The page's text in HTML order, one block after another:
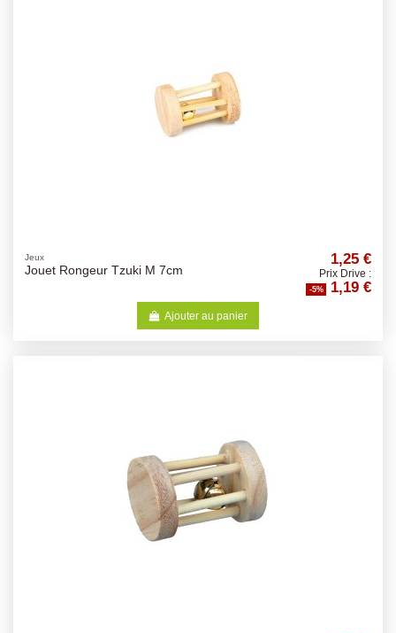
Jeux
Jouet Rongeur Tzuki M 7cm
1,25 €
Prix Drive :
-5% 1,19 €
Ajouter au panier